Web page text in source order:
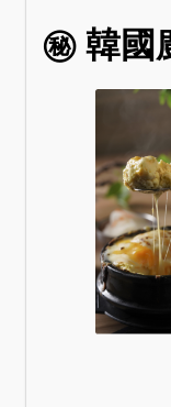
㊙️ 韓國